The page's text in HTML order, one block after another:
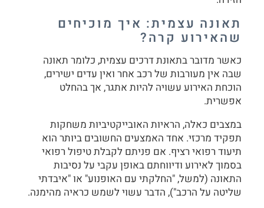
תאונה עצמית: איך מוכיחים
שהאירוע קרה?
כאשר מדובר בתאונת דרכים עצמית, כלומר תאונה
שבה אין מעורבות של רכב אחר ואין עדים ישירים,
הוכחת האירוע עשויה להיות אתגר, אך בהחלט
אפשרית.
במצבים כאלה, הראיות האובייקטיביות משחקות
תפקיד מרכזי. אחד האמצעים החשובים ביותר הוא
תיעוד רפואי רציף. אם פניתם לקבלת טיפול רפואי
בסמוך לאירוע ודיווחתם באופן עקבי על נסיבות
התאונה (למשל, "החלקתי עם האופנוע" או "איבדתי
שליטה על הרכב"), הדבר עשוי לשמש כראיה מהימנה.